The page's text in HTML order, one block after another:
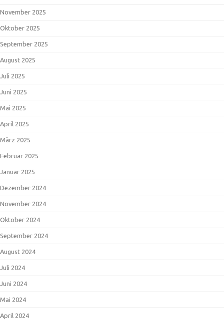
November 2025
Oktober 2025
September 2025
August 2025
Juli 2025
Juni 2025
Mai 2025
April 2025
März 2025
Februar 2025
Januar 2025
Dezember 2024
November 2024
Oktober 2024
September 2024
August 2024
Juli 2024
Juni 2024
Mai 2024
April 2024